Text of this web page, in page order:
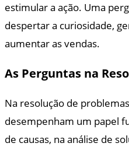
estimular a ação. Uma
despertar a curiosidade,
aumentar as vendas.
As Perguntas na
Na resolução de
desempenham um papel
de causas, na análise de